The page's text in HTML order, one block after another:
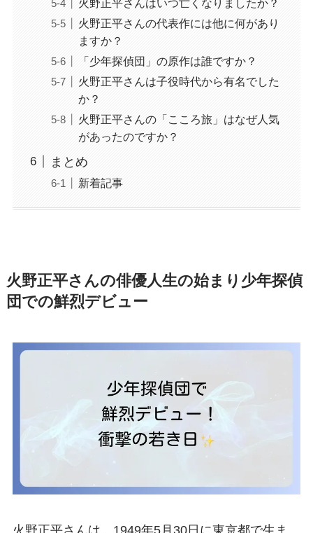
火野正平さんはいつ亡くなりましたか？
火野正平さんの代表作には他に何があり
ますか？
「少年探偵団」の原作は誰ですか？
火野正平さんは子役時代から有名でした
か？
火野正平さんの「こころ旅」はなぜ人気
があったのですか？
まとめ
新着記事
火野正平さんの俳優人生の始まり少年探偵
団での鮮烈デビュー